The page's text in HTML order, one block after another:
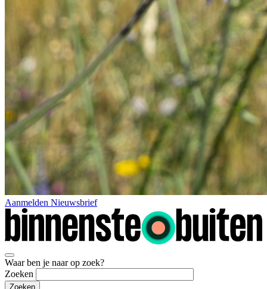
Aanmelden Nieuwsbrief
Waar ben je naar op zoek?
Zoeken